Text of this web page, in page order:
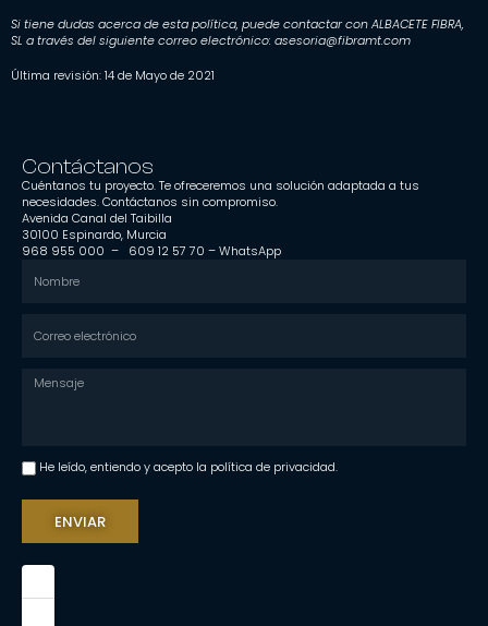
Si tiene dudas acerca de esta política, puede contactar con ALBACETE FIBRA,
SL a través del siguiente correo electrónico: asesoria@fibramt.com
Última revisión: 14 de Mayo de 2021
Contáctanos
Cuéntanos tu proyecto. Te ofreceremos una solución adaptada a tus
necesidades. Contáctanos sin compromiso.
Avenida Canal del Taibilla
30100 Espinardo, Murcia
968 955 000 – 609 12 57 70 –WhatsApp
He leído, entiendo y acepto la política de privacidad.
ENVIAR